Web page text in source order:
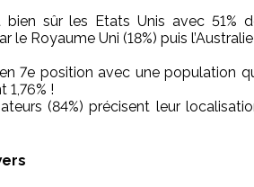
sûr les Etats Unis avec 51%
le Royaume Uni (18%) puis
7e position avec une population
1,76% !
(84%) précisent leur